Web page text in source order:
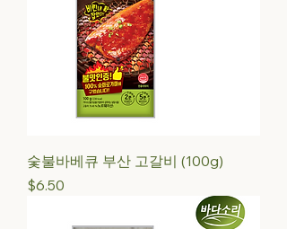
숯불바베큐 부산 고갈비 (100g)
Price
$6.50